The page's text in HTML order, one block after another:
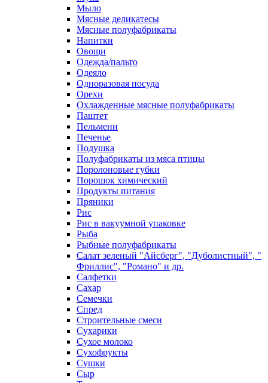
Мыло
Мясные деликатесы
Мясные полуфабрикаты
Напитки
Овощи
Одежда/пальто
Одеяло
Одноразовая посуда
Орехи
Охлажденные мясные полуфабрикаты
Паштет
Пельмени
Печенье
Подушка
Полуфабрикаты из мяса птицы
Поролоновые губки
Порошок химический
Продукты питания
Пряники
Рис
Рис в вакуумной упаковке
Рыба
Рыбные полуфабрикаты
Салат зеленый "Айсберг", "Дуболистный", "
Фриллис", "Романо" и др.
Салфетки
Сахар
Семечки
Спред
Строительные смеси
Сухарики
Сухое молоко
Сухофрукты
Сушки
Сыр